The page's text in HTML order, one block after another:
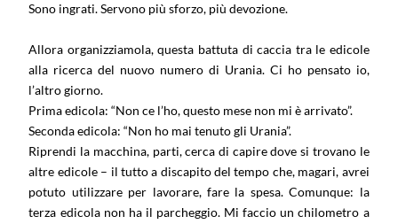
Sono ingrati. Servono più sforzo, più devozione.
Allora organizziamola, questa battuta di caccia tra le edicole
alla ricerca del nuovo numero di Urania. Ci ho pensato io,
l’altro giorno.
Prima edicola: “Non ce l’ho, questo mese non mi è arrivato”.
Seconda edicola: “Non ho mai tenuto gli Urania”.
Riprendi la macchina, parti, cerca di capire dove si trovano le
altre edicole – il tutto a discapito del tempo che, magari, avrei
potuto utilizzare per lavorare, fare la spesa. Comunque: la
terza edicola non ha il parcheggio. Mi faccio un chilometro a